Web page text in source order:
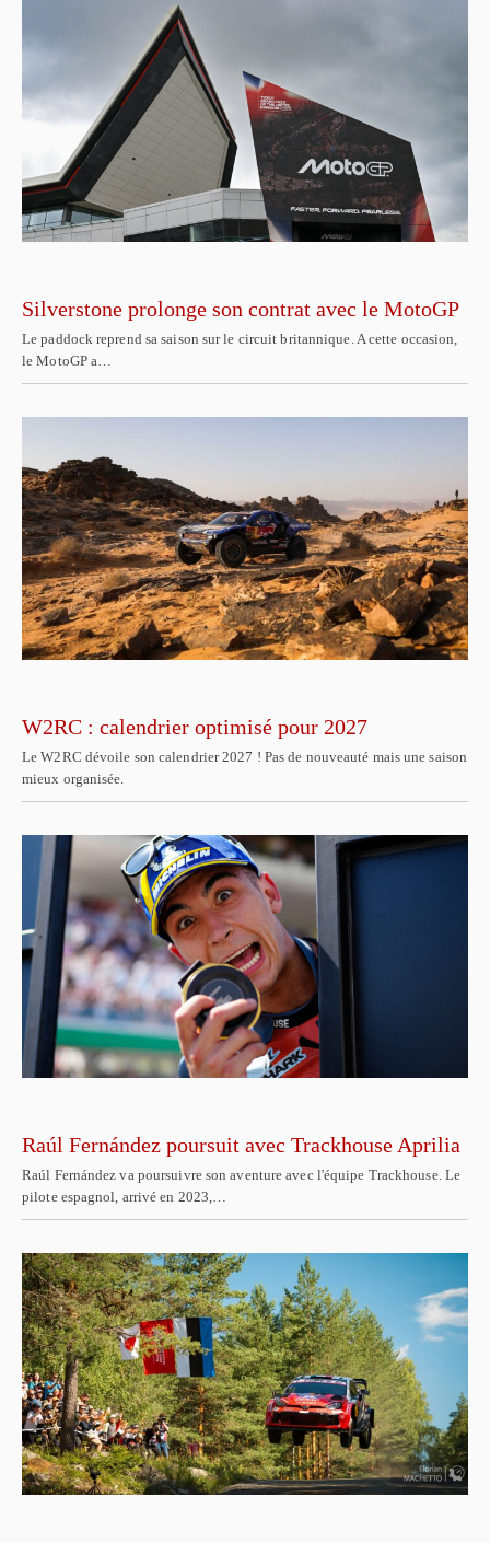
Silverstone prolonge son contrat avec le MotoGP
Le paddock reprend sa saison sur le circuit britannique. A cette occasion,
le MotoGP a…
W2RC : calendrier optimisé pour 2027
Le W2RC dévoile son calendrier 2027 ! Pas de nouveauté mais une saison
mieux organisée.
Raúl Fernández poursuit avec Trackhouse Aprilia
Raúl Fernández va poursuivre son aventure avec l'équipe Trackhouse. Le
pilote espagnol, arrivé en 2023,…